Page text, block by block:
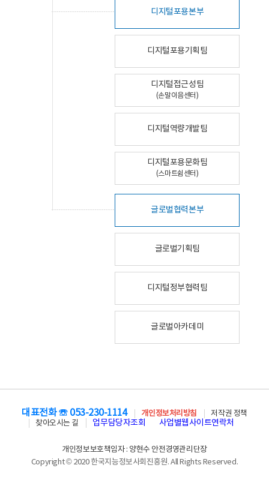
디지털포용본부
디지털포용기획팀
디지털접근성팀
(손말이음센터)
디지털역량개발팀
디지털포용문화팀
(스마트쉼센터)
글로벌협력본부
글로벌기획팀
디지털정부협력팀
글로벌아카데미
대표전화 ☏ 053-230-1114 개인정보처리방침
저작권 정책
찾아오시는 길
업무담당자조회 사업별웹사이트연락처
개인정보보호책임자 : 양현수 안전경영관리단장
Copyright © 2020 한국지능정보사회진흥원. All Rights Reserved.